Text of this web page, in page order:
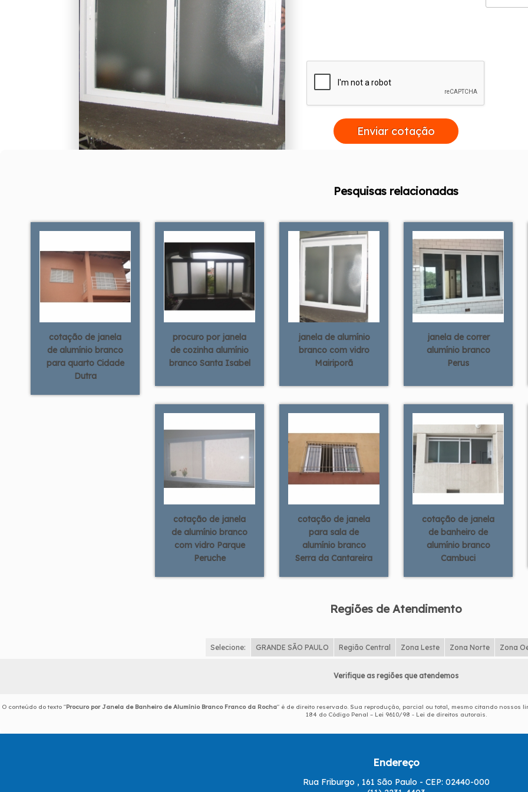
Enviar cotação
Pesquisas relacionadas
cotação de janela
de alumínio branco
para quarto Cidade
Dutra
procuro por janela
de cozinha alumínio
branco Santa Isabel
janela de alumínio
branco com vidro
Mairiporã
janela de correr
alumínio branco
Perus
cotação de janela
de alumínio branco
com vidro Parque
Peruche
cotação de janela
para sala de
alumínio branco
Serra da Cantareira
cotação de janela
de banheiro de
alumínio branco
Cambuci
Regiões de Atendimento
Selecione: GRANDE SÃO PAULO Região Central Zona Leste Zona Norte Zona
Verifique as regiões que atendemos
O conteúdo do texto "Procuro por Janela de Banheiro de Alumínio Branco Franco da Rocha" é de direito reservado. Sua reprodução, parcial ou total, mesmo citando
184 do Código Penal – Lei 9610/98 - Lei de direitos autorais.
Endereço
Rua Friburgo , 161 São Paulo - CEP: 02440-000